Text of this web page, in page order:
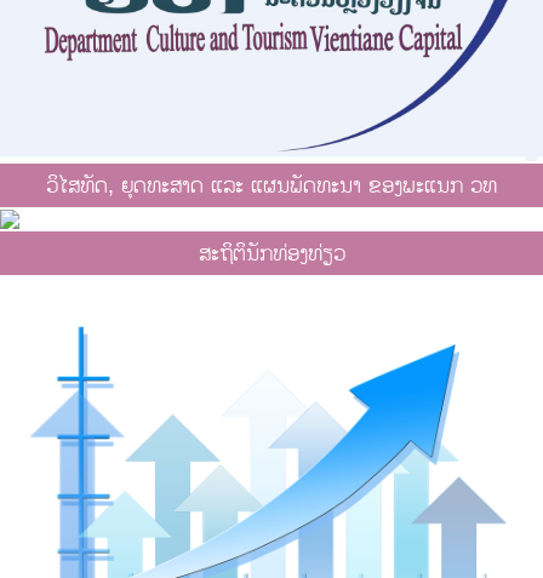
ວິໄສທັດ, ຍຸດທະສາດ ແລະ ແຜນພັດທະນາ ຂອງພະແນກ ວທ
ສະຖິຕິນັກທ່ອງທ່ຽວ